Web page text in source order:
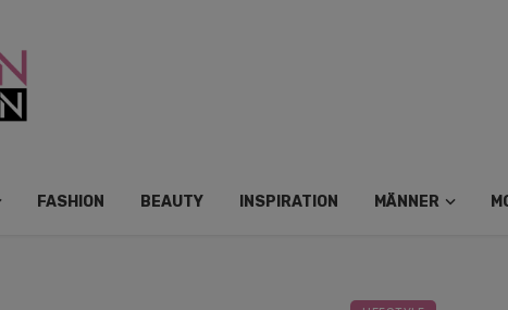
FASHION BEAUTY INSPIRATION MÄNNER